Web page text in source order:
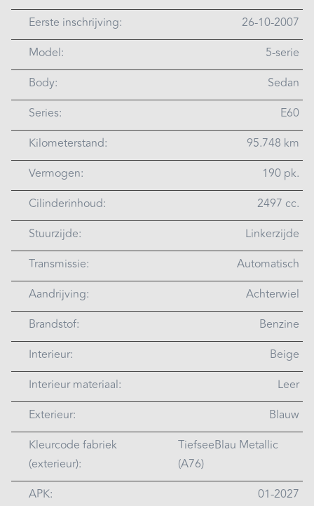
Eerste inschrijving:
26-10-2007
Model:
5-serie
Body:
Sedan
Series:
E60
Kilometerstand:
95.748 km
Vermogen:
190 pk.
Cilinderinhoud:
2497 cc.
Stuurzijde:
Linkerzijde
Transmissie:
Automatisch
Aandrijving:
Achterwiel
Brandstof:
Benzine
Interieur:
Beige
Interieur materiaal:
Leer
Exterieur:
Blauw
Kleurcode fabriek
(exterieur):
TiefseeBlau Metallic
(A76)
APK:
01-2027